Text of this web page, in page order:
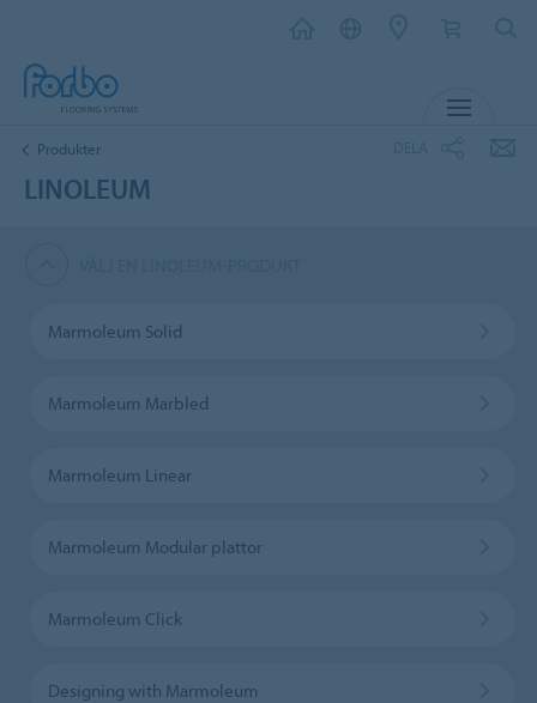
Produkter
LINOLEUM
Marmoleum Solid
Marmoleum Marbled
Marmoleum Linear
Marmoleum Modular plattor
Marmoleum Click
Designing with Marmoleum